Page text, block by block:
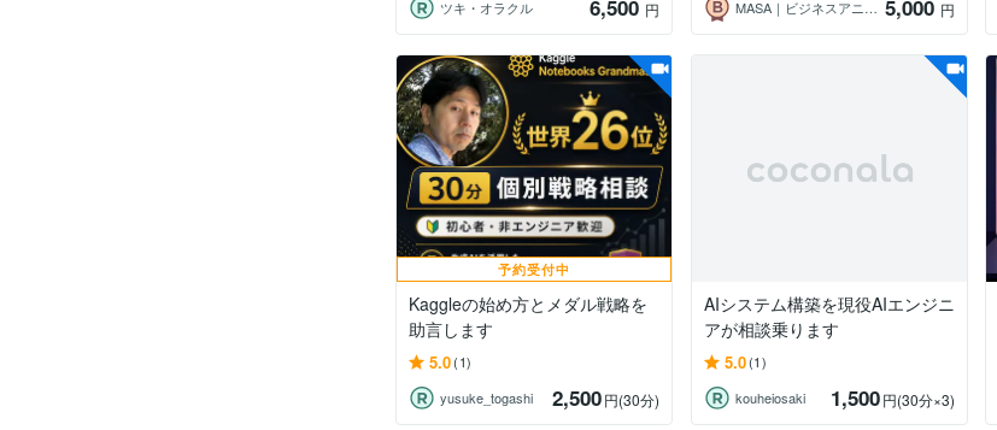
ツキ・オラクル
6,500 円
MASA｜ビジネスアニメーション制作
5,000 円
予約受付中
Kaggleの始め方とメダル戦略を
助言します
5.0(1)
yusuke_togashi
2,500円(30分)
AIシステム構築を現役AIエンジニ
アが相談乗ります
5.0(1)
kouheiosaki
1,500円(30分×3)